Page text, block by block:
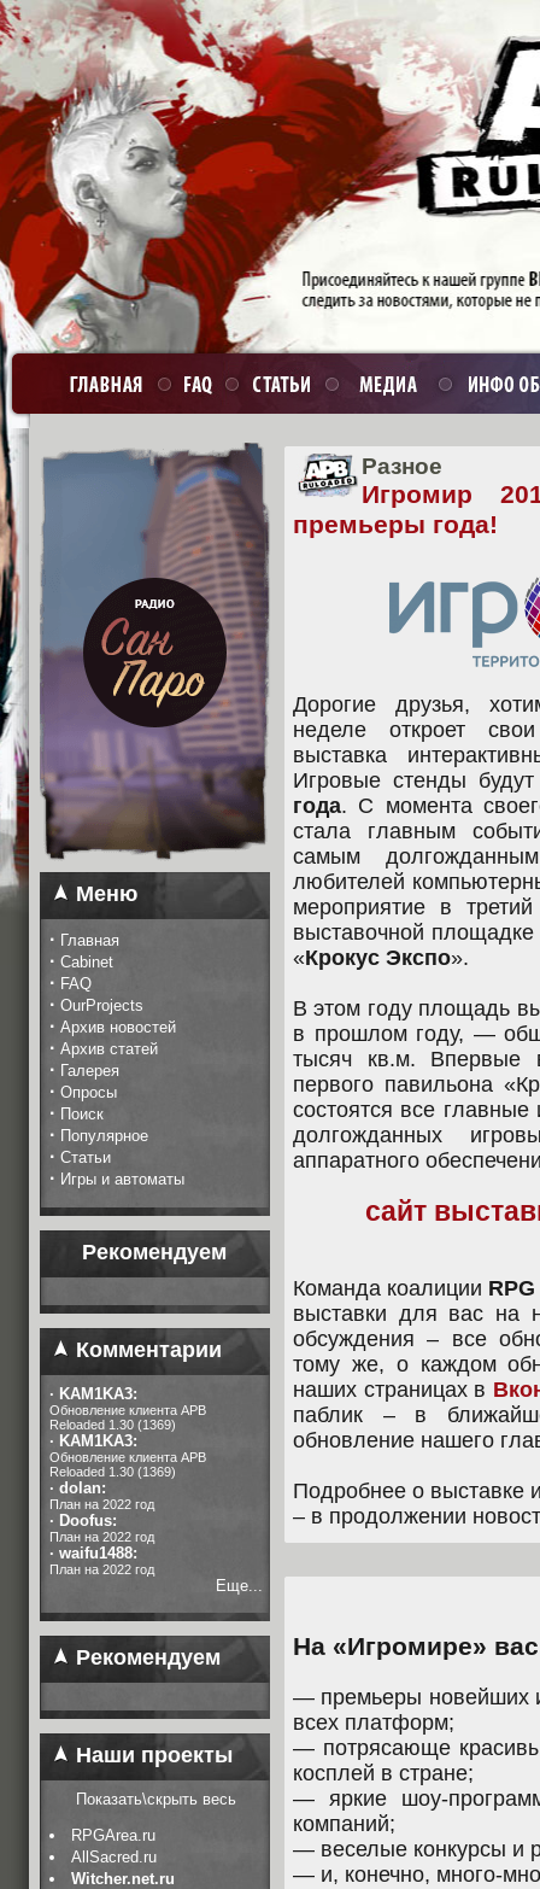
Меню
· Главная
· Cabinet
· FAQ
· OurProjects
· Архив новостей
· Архив статей
· Галерея
· Опросы
· Поиск
· Популярное
· Статьи
· Игры и автоматы
Рекомендуем
Комментарии
· KAM1KA3:
Обновление клиента APB
Reloaded 1.30 (1369)
· KAM1KA3:
Обновление клиента APB
Reloaded 1.30 (1369)
· dolan:
План на 2022 год
· Doofus:
План на 2022 год
· waifu1488:
План на 2022 год
Еще...
Рекомендуем
Наши проекты
Показать\скрыть весь
RPGArea.ru
AllSacred.ru
Witcher.net.ru
Разное
Игромир
премьеры года!
Дорогие друзья,
неделе откроет
выставка
Игровые стенды
года. С момента
стала главным
самым
любителей
мероприятие в
выставочной
«Крокус Экспо».
В этом году площадь
в прошлом году, —
тысяч кв.м. Впервые
первого павильона
состоятся все
долгожданных
аппаратного
сайт
Команда коалиции
выставки для вас
обсуждения – все
тому же, о каждом
наших страницах в
паблик – в
обновление нашего
Подробнее о выставке
– в продолжении
На «Игромире»
— премьеры новейших
всех платформ;
— потрясающе
косплей в стране;
— яркие шоу-
компаний;
— веселые конкурсы и
— и, конечно, много-